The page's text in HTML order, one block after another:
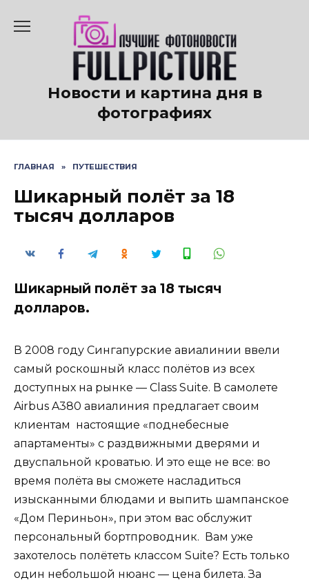
содержанию
Новости и картина дня в
фотографиях
ГЛАВНАЯ » ПУТЕШЕСТВИЯ
Шикарный полёт за 18
тысяч долларов
Шикарный полёт за 18 тысяч
долларов.
В 2008 году Сингапурские авиалинии ввели
самый роскошный класс полётов из всех
доступных на рынке — Class Suite. В самолете
Airbus A380 авиалиния предлагает своим
клиентам настоящие «поднебесные
апартаменты» с раздвижными дверями и
двуспальной кроватью. И это еще не все: во
время полёта вы сможете насладиться
изысканными блюдами и выпить шампанское
«Дом Периньон», при этом вас обслужит
персональный бортпроводник. Вам уже
захотелось полётеть классом Suite? Есть только
один небольшой нюанс — цена билета. За